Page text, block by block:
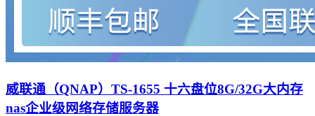
威联通（QNAP）TS-1655 十六盘位8G/32G大内存
nas企业级网络存储服务器